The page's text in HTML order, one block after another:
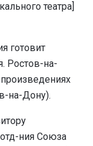
театра]
готовит
Ростов-на-
на-Дону).
ния Союза